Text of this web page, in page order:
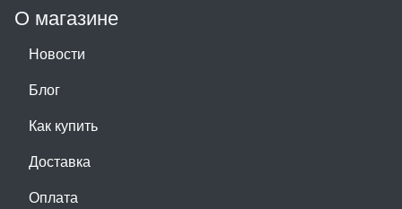
О магазине
Новости
Блог
Как купить
Доставка
Оплата